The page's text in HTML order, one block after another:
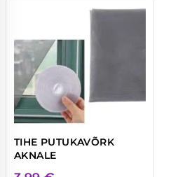
TIHE PUTUKAVÕRK
AKNALE